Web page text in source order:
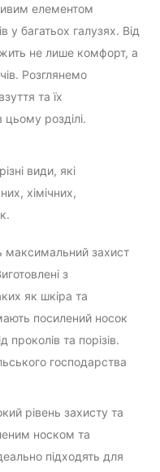
елементом
у багатьох галузях. Від
не лише комфорт, а
Розглянемо
та їх
цьому розділі.
види, які
хімічних,
максимальний захист
з
як шкіра та
посилений носок
та порізів.
господарства
рівень захисту та
носком та
підходять для